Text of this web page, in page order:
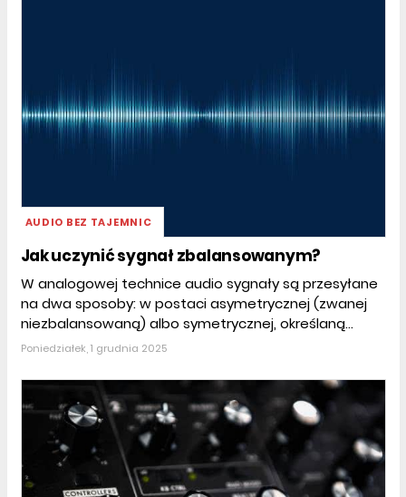
AUDIO BEZ TAJEMNIC
Jak uczynić sygnał zbalansowanym?
W analogowej technice audio sygnały są przesyłane
na dwa sposoby: w postaci asymetrycznej (zwanej
niezbalansowaną) albo symetrycznej, określaną...
Poniedziałek, 1 grudnia 2025